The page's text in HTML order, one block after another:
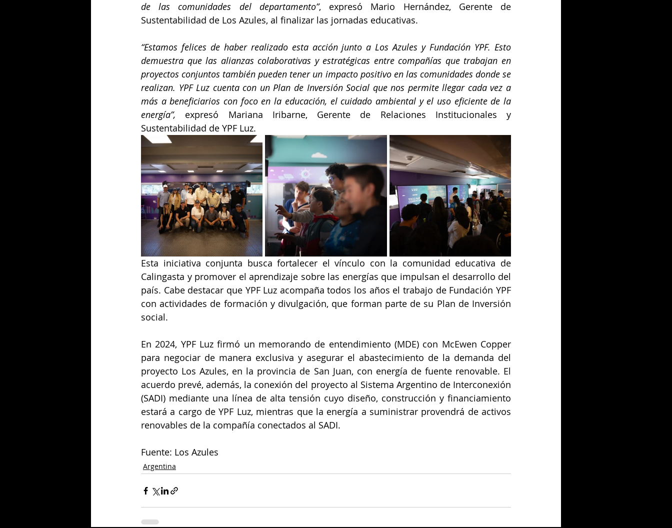
de las comunidades del departamento”, expresó Mario Hernández, Gerente de
Sustentabilidad de Los Azules, al finalizar las jornadas educativas.
“Estamos felices de haber realizado esta acción junto a Los Azules y Fundación YPF. Esto
demuestra que las alianzas colaborativas y estratégicas entre compañías que trabajan en
proyectos conjuntos también pueden tener un impacto positivo en las comunidades donde se
realizan. YPF Luz cuenta con un Plan de Inversión Social que nos permite llegar cada vez a
más a beneficiarios con foco en la educación, el cuidado ambiental y el uso eficiente de la
energía”, expresó Mariana Iribarne, Gerente de Relaciones Institucionales y
Sustentabilidad de YPF Luz.
Esta iniciativa conjunta busca fortalecer el vínculo con la comunidad educativa de
Calingasta y promover el aprendizaje sobre las energías que impulsan el desarrollo del
país. Cabe destacar que YPF Luz acompaña todos los años el trabajo de Fundación YPF
con actividades de formación y divulgación, que forman parte de su Plan de Inversión
social.
En 2024, YPF Luz firmó un memorando de entendimiento (MDE) con McEwen Copper
para negociar de manera exclusiva y asegurar el abastecimiento de la demanda del
proyecto Los Azules, en la provincia de San Juan, con energía de fuente renovable. El
acuerdo prevé, además, la conexión del proyecto al Sistema Argentino de Interconexión
(SADI) mediante una línea de alta tensión cuyo diseño, construcción y financiamiento
estará a cargo de YPF Luz, mientras que la energía a suministrar provendrá de activos
renovables de la compañía conectados al SADI.
Fuente: Los Azules
Argentina